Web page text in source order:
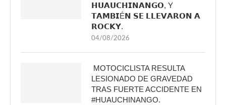
𝗛𝗨𝗔𝗨𝗖𝗛𝗜𝗡𝗔𝗡𝗚𝗢, Y
𝗧𝗔𝗠𝗕𝗜É𝗡 𝗦𝗘 𝗟𝗟𝗘𝗩𝗔𝗥𝗢𝗡 𝗔
𝗥𝗢𝗖𝗞𝗬.
04/08/2026
MOTOCICLISTA RESULTA
LESIONADO DE GRAVEDAD
TRAS FUERTE ACCIDENTE EN
#HUAUCHINANGO.